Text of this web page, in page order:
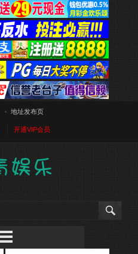
地址发布页
开通VIP会员